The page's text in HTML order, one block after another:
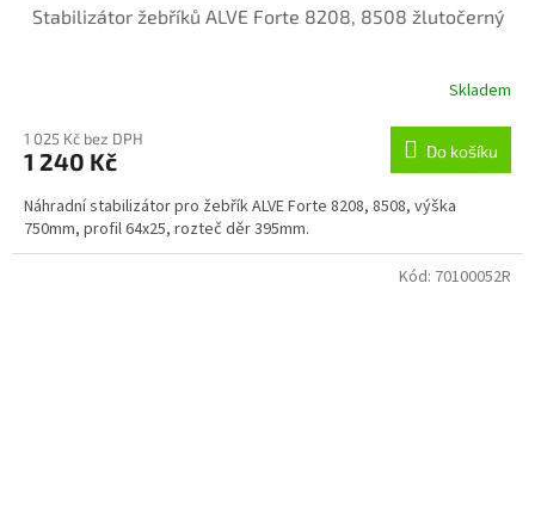
Stabilizátor žebříků ALVE Forte 8208, 8508 žlutočerný
Skladem
1 025 Kč bez DPH
1 240 Kč Do košíku
Náhradní stabilizátor pro žebřík ALVE Forte 8208, 8508, výška
750mm, profil 64x25, rozteč děr 395mm.
Kód: 70100052R